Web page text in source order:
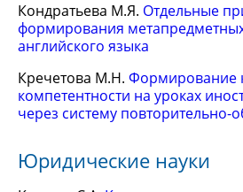
Кондратьева М.Я. Отдельные
формирования
английского языка
Кречетова М.Н. Формирование
компетентности на уроках
через систему
Юридические науки